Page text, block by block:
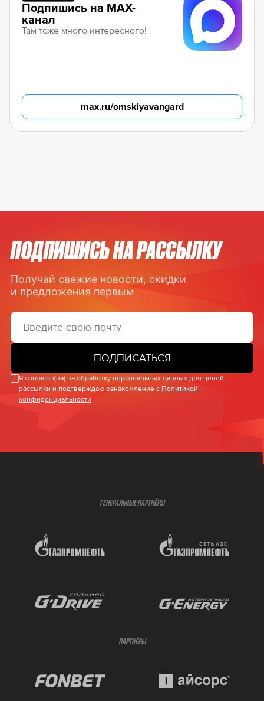
Подпишись на MAX-
канал
Там тоже много интересного!
max.ru/omskiyavangard
ПОДПИШИСЬ НА РАССЫЛКУ
Получай свежие новости, скидки
и предложения первым
ПОДПИСАТЬСЯ
Я согласен(на) на обработку персональных данных для целей
рассылки и подтверждаю ознакомление с Политикой
конфиденциальности
ГЕНЕРАЛЬНЫЕ ПАРТНЁРЫ
ПАРТНЁРЫ